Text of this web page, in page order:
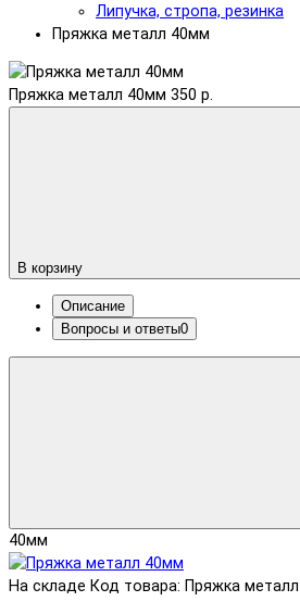
Липучка, стропа, резинка
Пряжка металл 40мм
Пряжка металл 40мм 350 р.
В корзину
Описание
Вопросы и ответы0
40мм
На складе Код товара: Пряжка